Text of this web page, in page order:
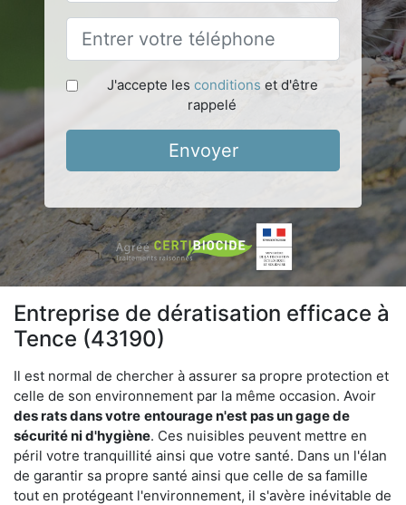
J'accepte les conditions et d'être
rappelé
Envoyer
Entreprise de dératisation efficace à
Tence (43190)
Il est normal de chercher à assurer sa propre protection et
celle de son environnement par la même occasion. Avoir
des rats dans votre entourage n'est pas un gage de
sécurité ni d'hygiène. Ces nuisibles peuvent mettre en
péril votre tranquillité ainsi que votre santé. Dans un l'élan
de garantir sa propre santé ainsi que celle de sa famille
tout en protégeant l'environnement, il s'avère inévitable de